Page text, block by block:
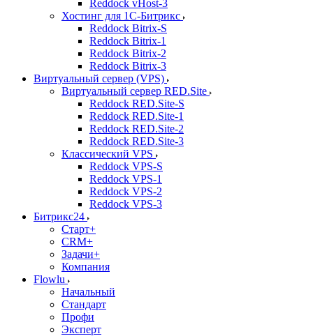
Reddock vHost-3
Хостинг для 1С-Битрикс
Reddock Bitrix-S
Reddock Bitrix-1
Reddock Bitrix-2
Reddock Bitrix-3
Виртуальный сервер (VPS)
Виртуальный сервер RED.Site
Reddock RED.Site-S
Reddock RED.Site-1
Reddock RED.Site-2
Reddock RED.Site-3
Классический VPS
Reddock VPS-S
Reddock VPS-1
Reddock VPS-2
Reddock VPS-3
Битрикс24
Старт+
CRM+
Задачи+
Компания
Flowlu
Начальный
Стандарт
Профи
Эксперт